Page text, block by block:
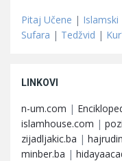
Pitaj Učene | Islamski
Sufara | Tedžvid |
LINKOVI
n-um.com |
islamhouse.com |
zijadljakic.ba |
minber.ba |